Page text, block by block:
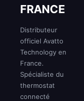
FRANCE
Distributeur
officiel Avatto
Technology en
France.
Spécialiste du
thermostat
connecté